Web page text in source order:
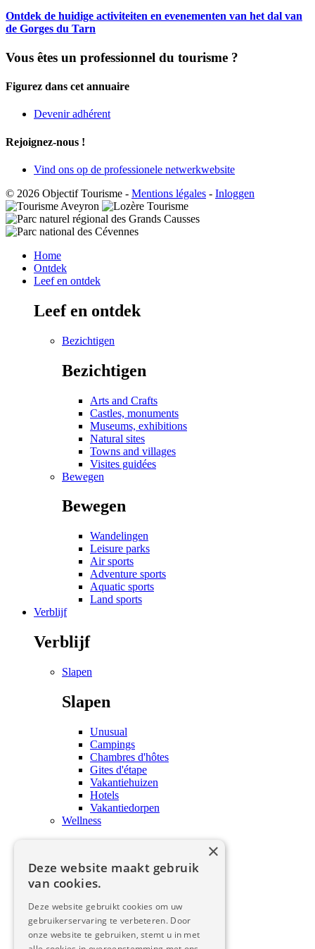
Ontdek de huidige activiteiten en evenementen van het dal van
de Gorges du Tarn
Vous êtes un professionnel du tourisme ?
Figurez dans cet annuaire
Devenir adhérent
Rejoignez-nous !
Vind ons op de professionele netwerkwebsite
© 2026 Objectif Tourisme - Mentions légales - Inloggen
Home
Ontdek
Leef en ontdek
Leef en ontdek
Bezichtigen
Bezichtigen
Arts and Crafts
Castles, monuments
Museums, exhibitions
Natural sites
Towns and villages
Visites guidées
Bewegen
Bewegen
Wandelingen
Leisure parks
Air sports
Adventure sports
Aquatic sports
Land sports
Verblijf
Verblijf
Slapen
Slapen
Unusual
Campings
Chambres d'hôtes
Gites d'étape
Vakantiehuizen
Hotels
Vakantiedorpen
Wellness
Behandelingen en wellness
Proeven
×
Deze website maakt gebruik
van cookies.
Deze website gebruikt cookies om uw
gebruikerservaring te verbeteren. Door
onze website te gebruiken, stemt u in met